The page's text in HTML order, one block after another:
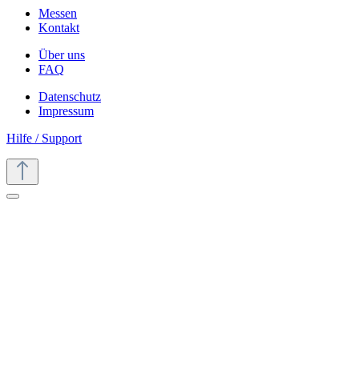
Messen
Kontakt
Über uns
FAQ
Datenschutz
Impressum
Hilfe / Support